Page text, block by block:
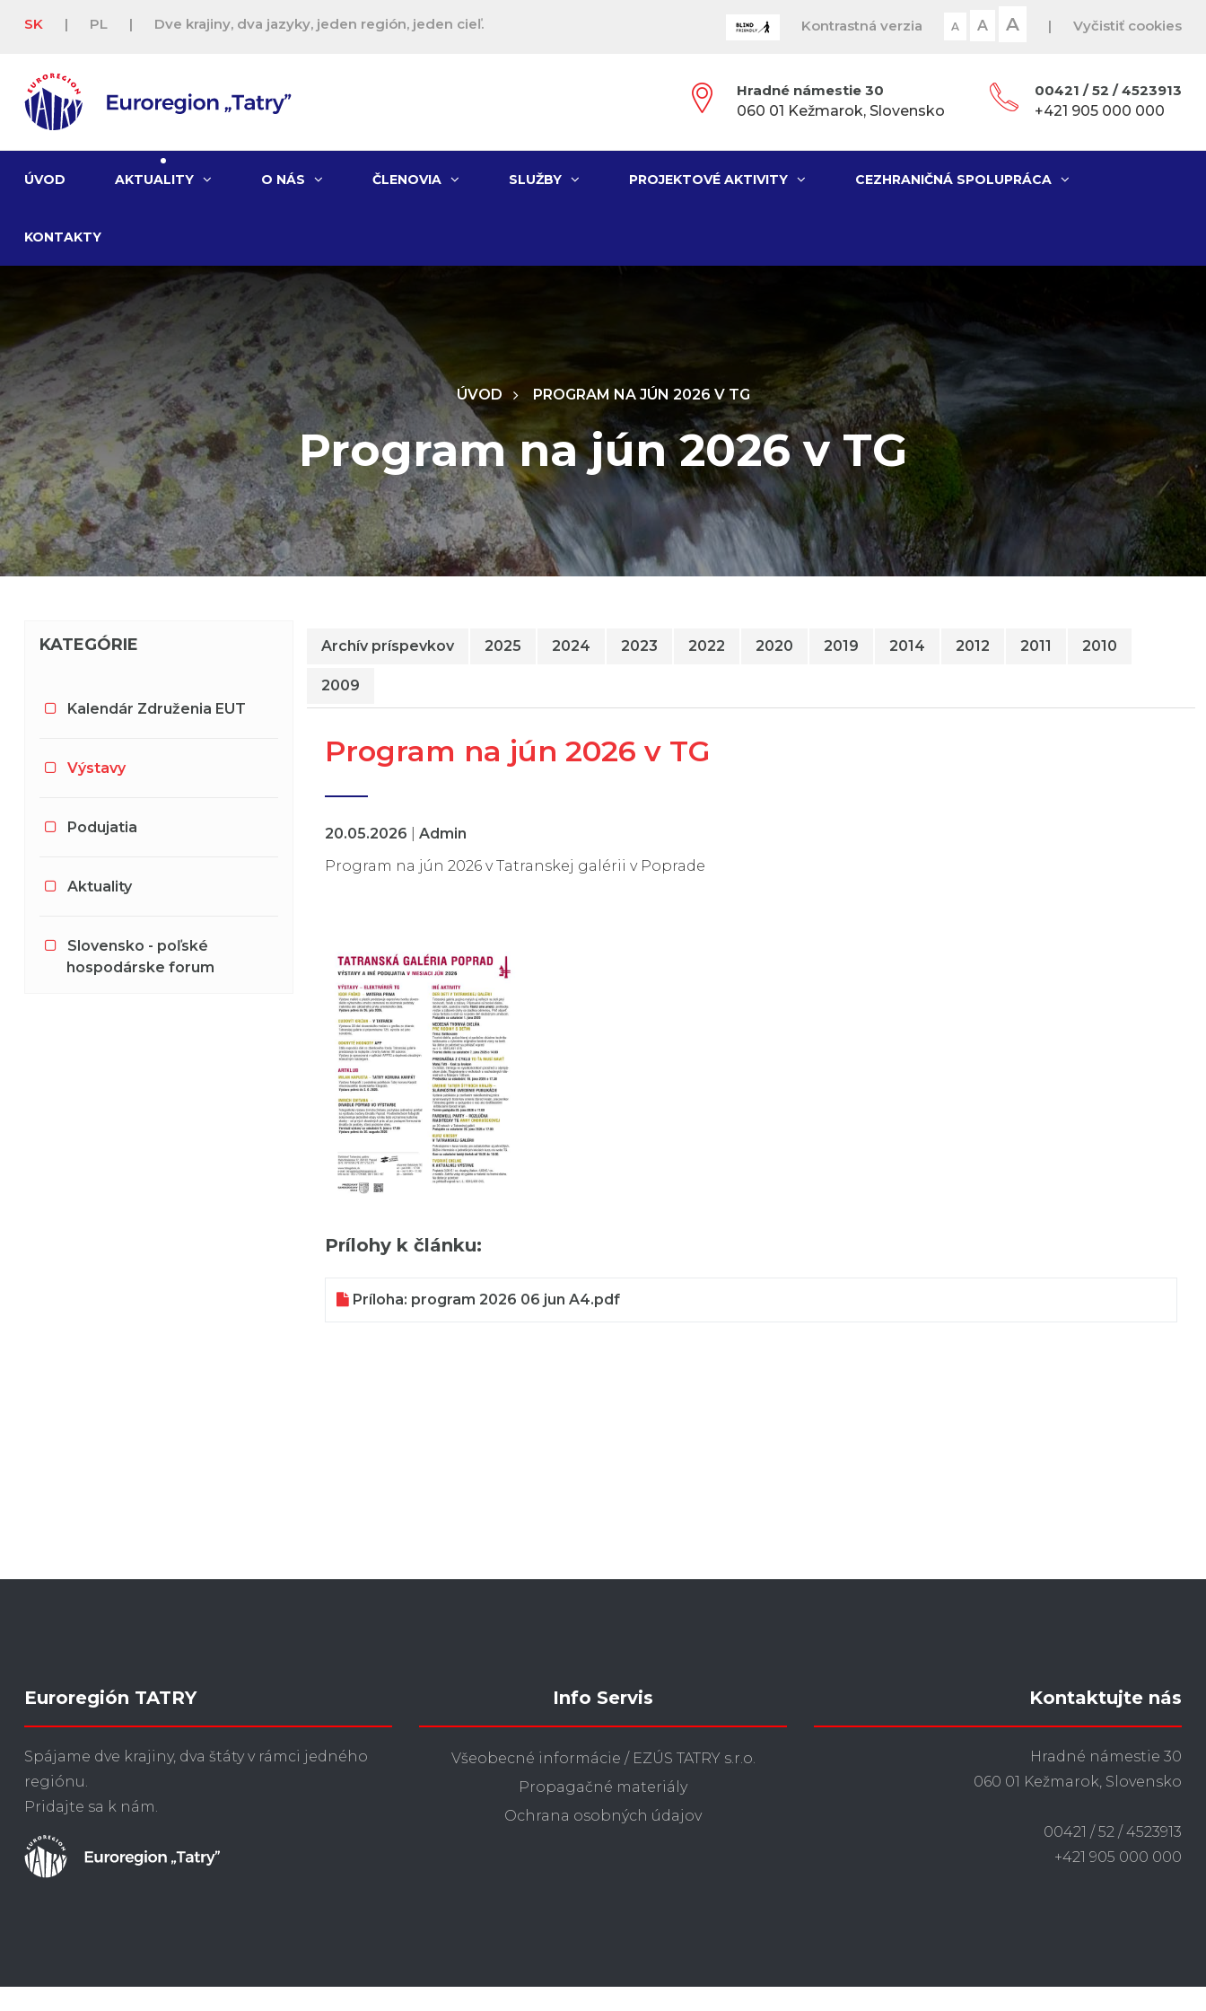
SK | PL | Dve krajiny, dva jazyky, jeden región, jeden cieľ. Kontrastná verzia A A A | Vyčistiť cookies
Hradné námestie 30
060 01 Kežmarok, Slovensko
00421 / 52 / 4523913
+421 905 000 000
ÚVOD AKTUALITY O NÁS ČLENOVIA SLUŽBY PROJEKTOVÉ AKTIVITY CEZHRANIČNÁ SPOLUPRÁCA
KONTAKTY
ÚVOD PROGRAM NA JÚN 2026 V TG
Program na jún 2026 v TG
KATEGÓRIE
Kalendár Združenia EUT
Výstavy
Podujatia
Aktuality
Slovensko - poľské
hospodárske forum
Archív príspevkov 2025 2024 2023 2022 2020 2019 2014 2012 2011 2010
2009
Program na jún 2026 v TG
20.05.2026
Admin
Program na jún 2026 v Tatranskej galérii v Poprade
Prílohy k článku:
Príloha: program 2026 06 jun A4.pdf
Euroregión TATRY
Spájame dve krajiny, dva štáty v rámci jedného
regiónu.
Pridajte sa k nám.
Info Servis
Všeobecné informácie / EZÚS TATRY s.r.o.
Propagačné materiály
Ochrana osobných údajov
Kontaktujte nás
Hradné námestie 30
060 01 Kežmarok, Slovensko
00421 / 52 / 4523913
+421 905 000 000